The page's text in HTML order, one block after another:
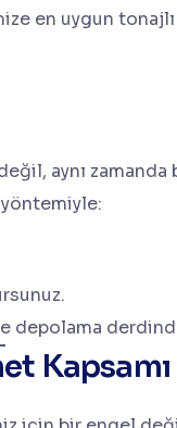
en uygun
aynı zamanda
depolama
Kapsamı